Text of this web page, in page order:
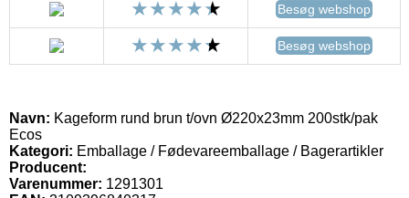
Besøg webshop
Besøg webshop
Navn: Kageform rund brun t/ovn Ø220x23mm 200stk/pak
Ecos
Kategori: Emballage / Fødevareemballage / Bagerartikler
Producent:
Varenummer: 1291301